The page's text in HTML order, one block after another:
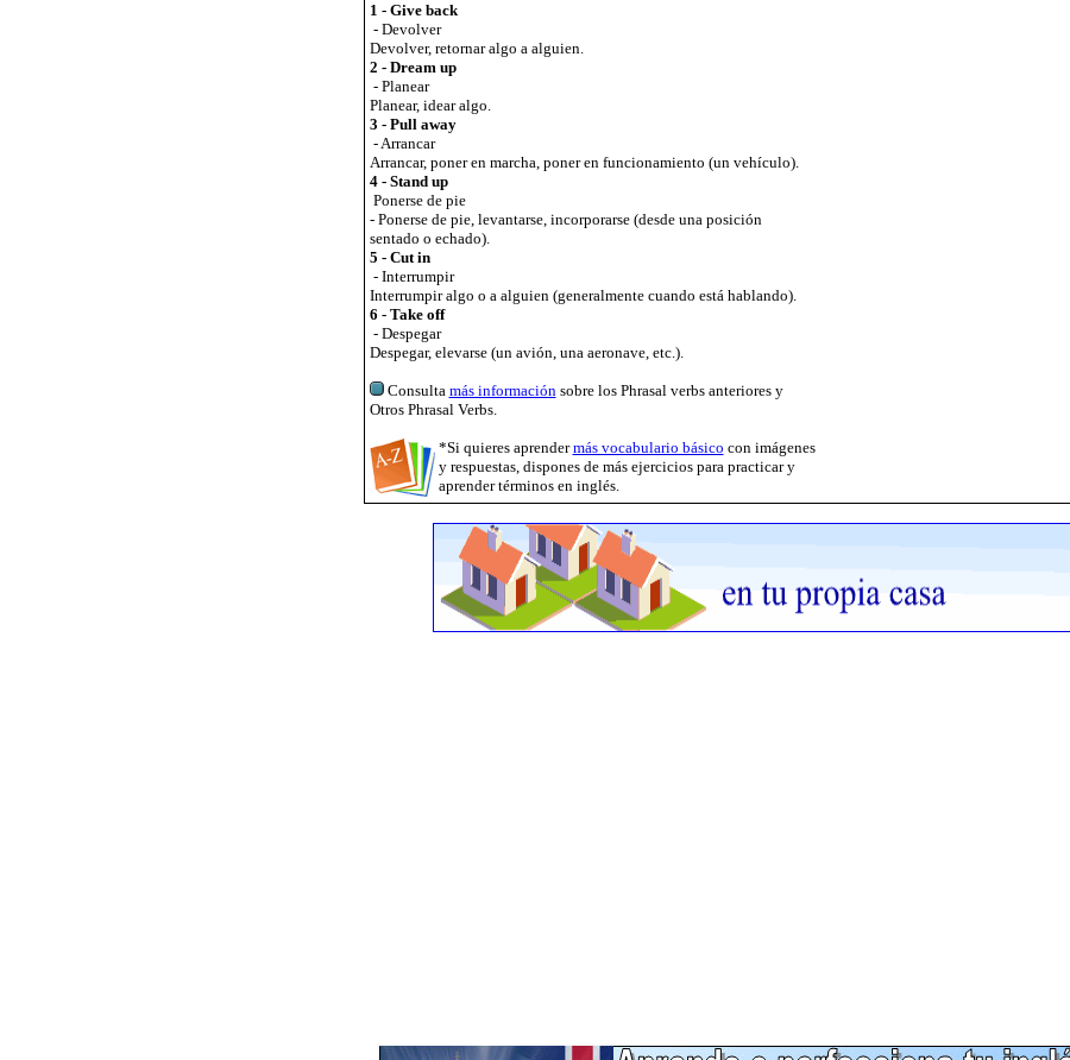
1 - Give back
- Devolver
Devolver, retornar algo a alguien.
2 - Dream up
- Planear
Planear, idear algo.
3 - Pull away
- Arrancar
Arrancar, poner en marcha, poner en funcionamiento (un vehículo).
4 - Stand up
Ponerse de pie
- Ponerse de pie, levantarse, incorporarse (desde una posición
sentado o echado).
5 - Cut in
- Interrumpir
Interrumpir algo o a alguien (generalmente cuando está hablando).
6 - Take off
- Despegar
Despegar, elevarse (un avión, una aeronave, etc.).
Consulta más informaciónsobre los Phrasal verbs anteriores y
Otros Phrasal Verbs.
*Si quieres aprendermás vocabulario básico con imágenes
y respuestas, dispones de más ejercicios para practicar y
aprender términos en inglés.